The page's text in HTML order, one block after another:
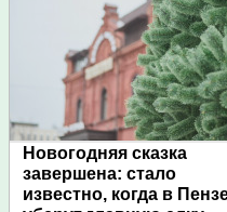
Новогодняя сказка
завершена: стало
известно, когда в